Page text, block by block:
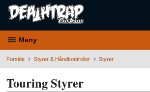
Meny
Forside Styrer & Håndkontroller Styrer
Touring Styrer